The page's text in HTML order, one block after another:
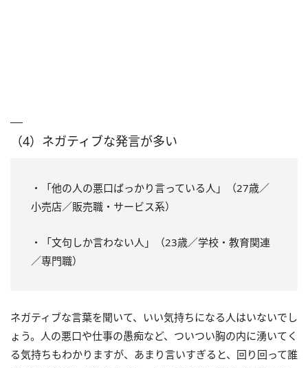
（4）ネガティブな発言が多い
・「他の人の悪口ばっかり言っている人」（27歳／
小売店／販売職・サービス系）
・「文句しか言わない人」（23歳／学校・教育関連
／専門職）
ネガティブな言葉を聞いて、いい気持ちになる人はいないでし
ょう。人の悪口や仕事の愚痴など、ついつい胸の内に湧いてく
る気持ちもわかりますが、あまり言いすぎると、回り回って誰